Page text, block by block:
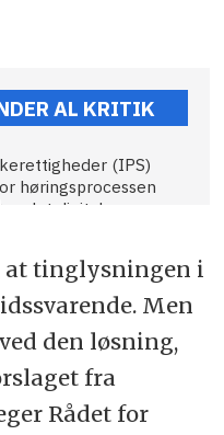
AL KRITIK
(IPS)
høringsprocessen
andet digital
at lovforslag
tidligst
afslutning.
fristen være den
at tinglysningen i
Men
den løsning,
fra
Rådet for